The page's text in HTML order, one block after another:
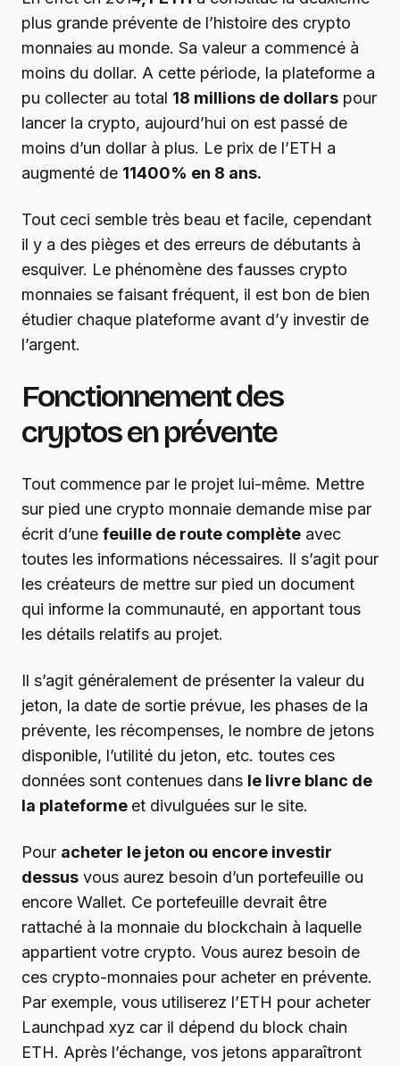
plus grande prévente de l’histoire des crypto
monnaies au monde. Sa valeur a commencé à
moins du dollar. A cette période, la plateforme a
pu collecter au total 18 millions de dollars pour
lancer la crypto, aujourd’hui on est passé de
moins d’un dollar à plus. Le prix de l’ETH a
augmenté de 11400% en 8 ans.
Tout ceci semble très beau et facile, cependant
il y a des pièges et des erreurs de débutants à
esquiver. Le phénomène des fausses crypto
monnaies se faisant fréquent, il est bon de bien
étudier chaque plateforme avant d’y investir de
l’argent.
Fonctionnement des
cryptos en prévente
Tout commence par le projet lui-même. Mettre
sur pied une crypto monnaie demande mise par
écrit d’une feuille de route complète avec
toutes les informations nécessaires. Il s’agit pour
les créateurs de mettre sur pied un document
qui informe la communauté, en apportant tous
les détails relatifs au projet.
Il s’agit généralement de présenter la valeur du
jeton, la date de sortie prévue, les phases de la
prévente, les récompenses, le nombre de jetons
disponible, l’utilité du jeton, etc. toutes ces
données sont contenues dans le livre blanc de
la plateforme et divulguées sur le site.
Pour acheter le jeton ou encore investir
dessus vous aurez besoin d’un portefeuille ou
encore Wallet. Ce portefeuille devrait être
rattaché à la monnaie du blockchain à laquelle
appartient votre crypto. Vous aurez besoin de
ces crypto-monnaies pour acheter en prévente.
Par exemple, vous utiliserez l’ETH pour acheter
Launchpad xyz car il dépend du block chain
ETH. Après l’échange, vos jetons apparaîtront